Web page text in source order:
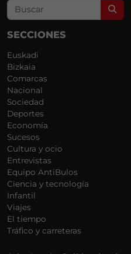
SECCIONES
Euskadi
Bizkaia
Comarcas
Nacional
Sociedad
Deportes
Economía
Sucesos
Cultura y ocio
Entrevistas
Equipo AntiBulos
Ciencia y tecnología
Infantil
Viajes
El tiempo
Tráfico y carreteras